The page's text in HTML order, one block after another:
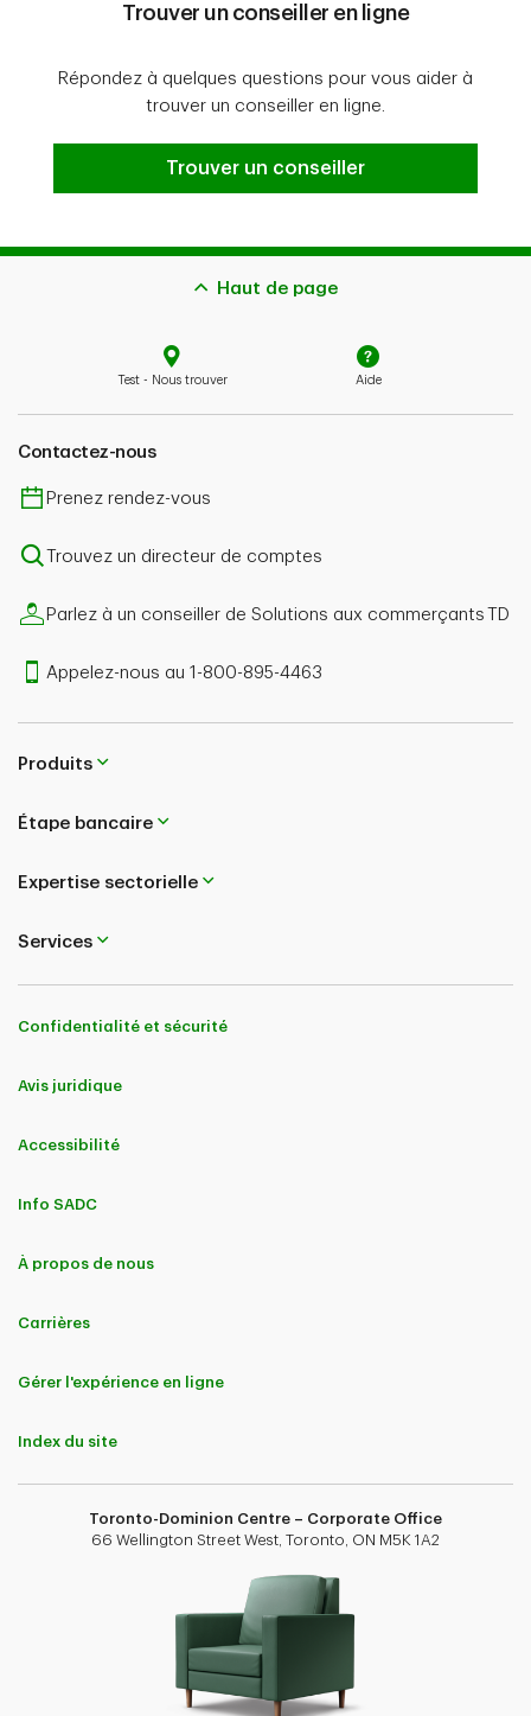
Trouver un conseiller en ligne
Répondez à quelques questions pour vous aider à
trouver un conseiller en ligne.
Trouver un conseiller en ligne
Trouver un conseiller
Haut de page
Test - Nous trouver Aide
Contactez-nous
Prenez rendez-vous
Trouvez un directeur de comptes
Parlez à un conseiller de Solutions aux commerçants TD
Appelez-nous au 1-800-895-4463
Produits
Étape bancaire
Expertise sectorielle
Services
Confidentialité et sécurité
Avis juridique
Accessibilité
Info SADC
À propos de nous
Carrières
Gérer l'expérience en ligne
Index du site
Toronto-Dominion Centre – Corporate Office
66 Wellington Street West, Toronto, ON M5K 1A2